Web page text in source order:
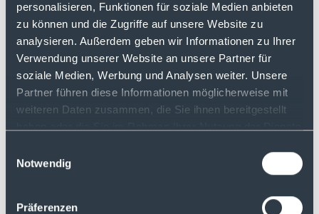
personalisieren, Funktionen für soziale Medien anbieten
zu können und die Zugriffe auf unsere Website zu
analysieren. Außerdem geben wir Informationen zu Ihrer
Verwendung unserer Website an unsere Partner für
soziale Medien, Werbung und Analysen weiter. Unsere
Partner führen diese Informationen möglicherweise mit
weiteren Daten zusammen, die Sie ihnen bereitgestellt
Notwendig
Präferenzen
Wenn du möchtest, dass deine Frage in
einer der nächsten Folgen beantwortet
wird, schicke uns eine E-Mail an:
podcast(at)justtrade.com
Du hast noch kein Depot bei justTRADE:
Jetzt eröffnen